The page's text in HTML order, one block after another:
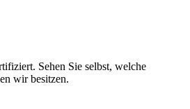
Sehen Sie selbst, welche
wir besitzen.